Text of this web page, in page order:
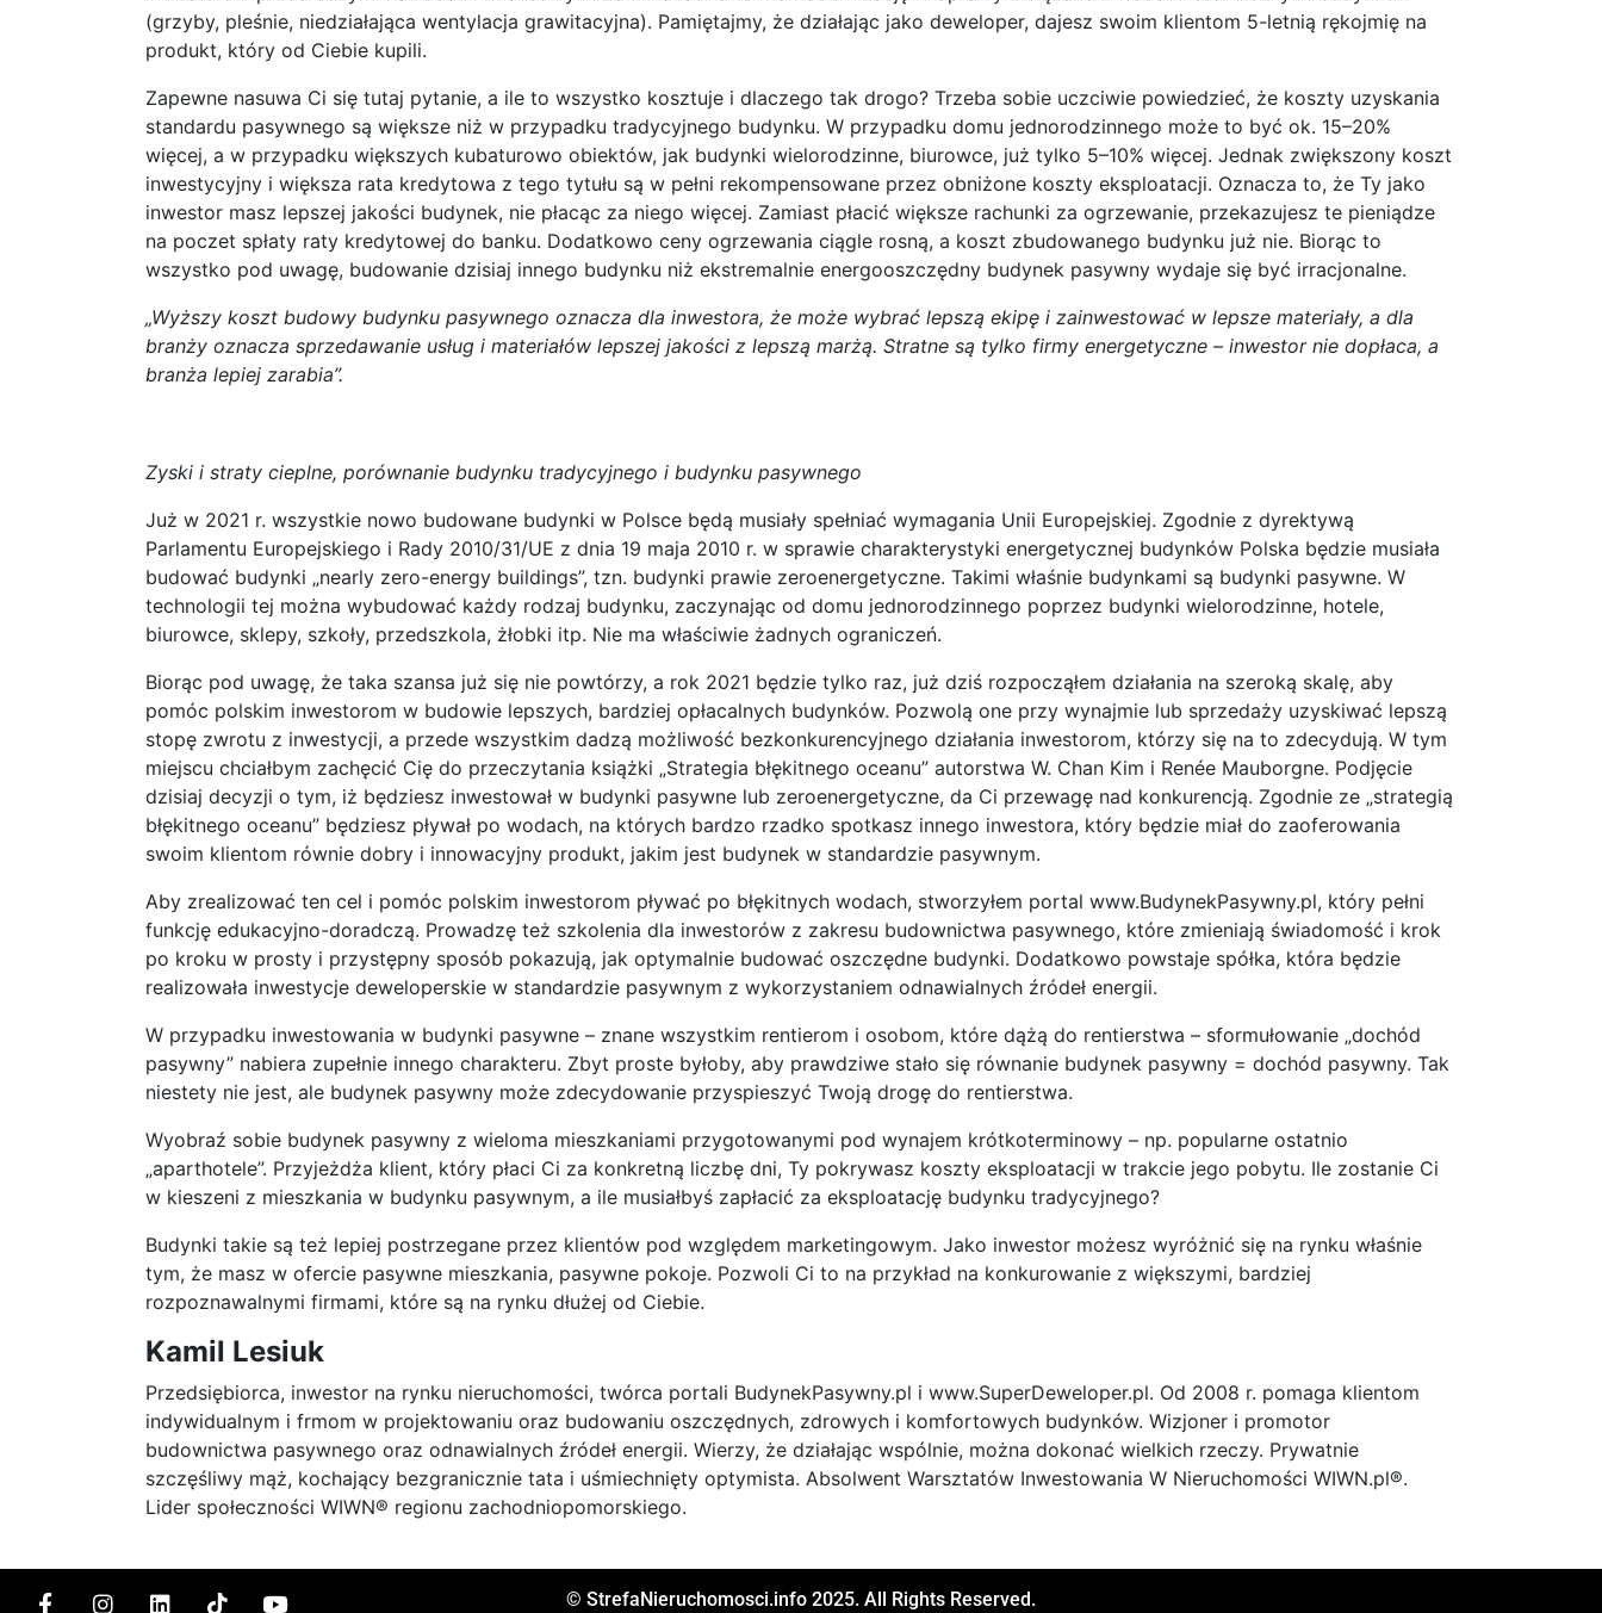
(grzyby, pleśnie, niedziałająca wentylacja grawitacyjna). Pamiętajmy, że działając jako deweloper, dajesz swoim klientom 5-letnią rękojmię na
produkt, który od Ciebie kupili.
Zapewne nasuwa Ci się tutaj pytanie, a ile to wszystko kosztuje i dlaczego tak drogo? Trzeba sobie uczciwie powiedzieć, że koszty uzyskania
standardu pasywnego są większe niż w przypadku tradycyjnego budynku. W przypadku domu jednorodzinnego może to być ok. 15–20%
więcej, a w przypadku większych kubaturowo obiektów, jak budynki wielorodzinne, biurowce, już tylko 5–10% więcej. Jednak zwiększony koszt
inwestycyjny i większa rata kredytowa z tego tytułu są w pełni rekompensowane przez obniżone koszty eksploatacji. Oznacza to, że Ty jako
inwestor masz lepszej jakości budynek, nie płacąc za niego więcej. Zamiast płacić większe rachunki za ogrzewanie, przekazujesz te pieniądze
na poczet spłaty raty kredytowej do banku. Dodatkowo ceny ogrzewania ciągle rosną, a koszt zbudowanego budynku już nie. Biorąc to
wszystko pod uwagę, budowanie dzisiaj innego budynku niż ekstremalnie energooszczędny budynek pasywny wydaje się być irracjonalne.
„Wyższy koszt budowy budynku pasywnego oznacza dla inwestora, że może wybrać lepszą ekipę i zainwestować w lepsze materiały, a dla
branży oznacza sprzedawanie usług i materiałów lepszej jakości z lepszą marżą. Stratne są tylko firmy energetyczne – inwestor nie dopłaca, a
branża lepiej zarabia”.
Zyski i straty cieplne, porównanie budynku tradycyjnego i budynku pasywnego
Już w 2021 r. wszystkie nowo budowane budynki w Polsce będą musiały spełniać wymagania Unii Europejskiej. Zgodnie z dyrektywą
Parlamentu Europejskiego i Rady 2010/31/UE z dnia 19 maja 2010 r. w sprawie charakterystyki energetycznej budynków Polska będzie musiała
budować budynki „nearly zero-energy buildings”, tzn. budynki prawie zeroenergetyczne. Takimi właśnie budynkami są budynki pasywne. W
technologii tej można wybudować każdy rodzaj budynku, zaczynając od domu jednorodzinnego poprzez budynki wielorodzinne, hotele,
biurowce, sklepy, szkoły, przedszkola, żłobki itp. Nie ma właściwie żadnych ograniczeń.
Biorąc pod uwagę, że taka szansa już się nie powtórzy, a rok 2021 będzie tylko raz, już dziś rozpocząłem działania na szeroką skalę, aby
pomóc polskim inwestorom w budowie lepszych, bardziej opłacalnych budynków. Pozwolą one przy wynajmie lub sprzedaży uzyskiwać lepszą
stopę zwrotu z inwestycji, a przede wszystkim dadzą możliwość bezkonkurencyjnego działania inwestorom, którzy się na to zdecydują. W tym
miejscu chciałbym zachęcić Cię do przeczytania książki „Strategia błękitnego oceanu” autorstwa W. Chan Kim i Renée Mauborgne. Podjęcie
dzisiaj decyzji o tym, iż będziesz inwestował w budynki pasywne lub zeroenergetyczne, da Ci przewagę nad konkurencją. Zgodnie ze „strategią
błękitnego oceanu” będziesz pływał po wodach, na których bardzo rzadko spotkasz innego inwestora, który będzie miał do zaoferowania
swoim klientom równie dobry i innowacyjny produkt, jakim jest budynek w standardzie pasywnym.
Aby zrealizować ten cel i pomóc polskim inwestorom pływać po błękitnych wodach, stworzyłem portal www.BudynekPasywny.pl, który pełni
funkcję edukacyjno-doradczą. Prowadzę też szkolenia dla inwestorów z zakresu budownictwa pasywnego, które zmieniają świadomość i krok
po kroku w prosty i przystępny sposób pokazują, jak optymalnie budować oszczędne budynki. Dodatkowo powstaje spółka, która będzie
realizowała inwestycje deweloperskie w standardzie pasywnym z wykorzystaniem odnawialnych źródeł energii.
W przypadku inwestowania w budynki pasywne – znane wszystkim rentierom i osobom, które dążą do rentierstwa – sformułowanie „dochód
pasywny” nabiera zupełnie innego charakteru. Zbyt proste byłoby, aby prawdziwe stało się równanie budynek pasywny = dochód pasywny. Tak
niestety nie jest, ale budynek pasywny może zdecydowanie przyspieszyć Twoją drogę do rentierstwa.
Wyobraź sobie budynek pasywny z wieloma mieszkaniami przygotowanymi pod wynajem krótkoterminowy – np. popularne ostatnio
„aparthotele”. Przyjeżdża klient, który płaci Ci za konkretną liczbę dni, Ty pokrywasz koszty eksploatacji w trakcie jego pobytu. Ile zostanie Ci
w kieszeni z mieszkania w budynku pasywnym, a ile musiałbyś zapłacić za eksploatację budynku tradycyjnego?
Budynki takie są też lepiej postrzegane przez klientów pod względem marketingowym. Jako inwestor możesz wyróżnić się na rynku właśnie
tym, że masz w ofercie pasywne mieszkania, pasywne pokoje. Pozwoli Ci to na przykład na konkurowanie z większymi, bardziej
rozpoznawalnymi firmami, które są na rynku dłużej od Ciebie.
Kamil Lesiuk
Przedsiębiorca, inwestor na rynku nieruchomości, twórca portali BudynekPasywny.pl i www.SuperDeweloper.pl. Od 2008 r. pomaga klientom
indywidualnym i frmom w projektowaniu oraz budowaniu oszczędnych, zdrowych i komfortowych budynków. Wizjoner i promotor
budownictwa pasywnego oraz odnawialnych źródeł energii. Wierzy, że działając wspólnie, można dokonać wielkich rzeczy. Prywatnie
szczęśliwy mąż, kochający bezgranicznie tata i uśmiechnięty optymista. Absolwent Warsztatów Inwestowania W Nieruchomości WIWN.pl®.
Lider społeczności WIWN® regionu zachodniopomorskiego.
© StrefaNieruchomosci.info 2025. All Rights Reserved.